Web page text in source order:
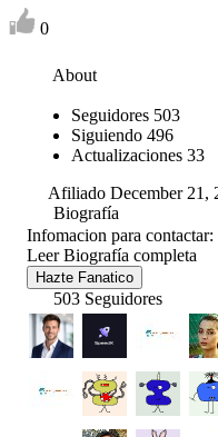
0
About
Seguidores 503
Siguiendo 496
Actualizaciones 33
Afiliado December 21,
Biografía
Infomacion para
Leer Biografía completa
Hazte Fanatico
503 Seguidores